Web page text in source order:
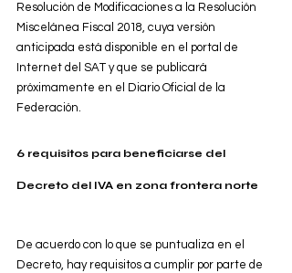
Resolución de Modificaciones a la Resolución
Miscelánea Fiscal 2018, cuya versión
anticipada está disponible en el portal de
Internet del SAT y que se publicará
próximamente en el Diario Oficial de la
Federación.
6 requisitos para beneficiarse del
Decreto del IVA en zona frontera norte
De acuerdo con lo que se puntualiza en el
Decreto, hay requisitos a cumplir por parte de